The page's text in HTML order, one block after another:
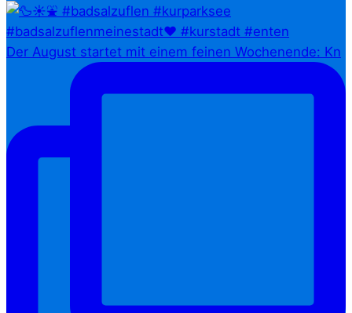
Der August startet mit einem feinen Wochenende: Kn